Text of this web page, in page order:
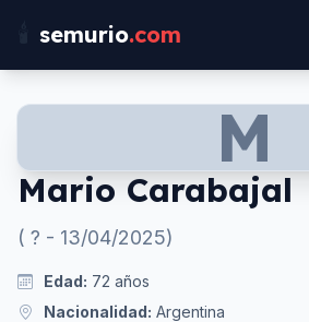
semurio.com
M
Mario Carabajal
( ? - 13/04/2025)
Edad: 72 años
Nacionalidad: Argentina